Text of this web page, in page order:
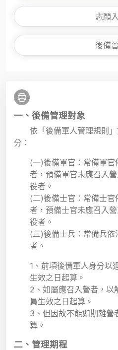
志願
後備
一、後備管理對象
依「後備軍人管理規則
分：
(一)後備軍官：常備軍
者，預備軍官未應召入
役者。
(二)後備士官：常備士
者，預備士官未應召入
役者。
(三)後備士兵：常備兵
者。
1、前項後備軍人身分以
生效之日起算。
2、如屬應召入營者，以
員生效之日起算。
3、但因故不能如期離營
算。
二、管理期程